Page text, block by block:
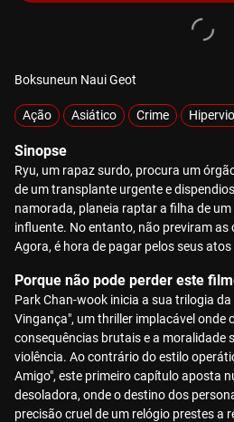
Boksuneun Naui Geot
Ação Asiático Crime
Sinopse
Ryu, um rapaz surdo, procura um
de um transplante urgente e
namorada, planeia raptar a filha de
influente. No entanto, não previram as
Agora, é hora de pagar pelos seus
Porque não pode perder este
Park Chan-wook inicia a sua trilogia
Vingança", um thriller implacável onde
consequências brutais e a moralidade
violência. Ao contrário do estilo
Amigo", este primeiro capítulo aposta
desoladora, onde o destino dos
precisão cruel de um relógio prestes a